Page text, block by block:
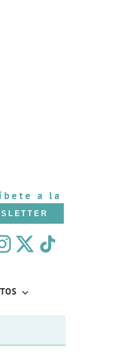
a la